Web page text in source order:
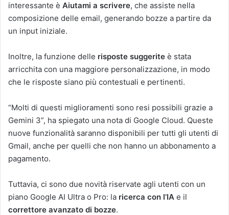
interessante è Aiutami a scrivere, che assiste nella
composizione delle email, generando bozze a partire da
un input iniziale.
Inoltre, la funzione delle risposte suggerite è stata
arricchita con una maggiore personalizzazione, in modo
che le risposte siano più contestuali e pertinenti.
“Molti di questi miglioramenti sono resi possibili grazie a
Gemini 3”, ha spiegato una nota di Google Cloud. Queste
nuove funzionalità saranno disponibili per tutti gli utenti di
Gmail, anche per quelli che non hanno un abbonamento a
pagamento.
Tuttavia, ci sono due novità riservate agli utenti con un
piano Google AI Ultra o Pro: la ricerca con l’IA e il
correttore avanzato di bozze.